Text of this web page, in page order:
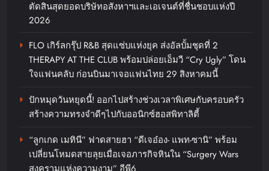
GUNKUL – LH Bank ลงนามสัญญา
สินเชื่อสีเขียว 1,000 ล้านบาท เดิน
ตัดสินสุดยอดบริษัทอสังหาฯและเอเจนต์ที่ชื่นชอบแห่งปี
2026
FLO เกิร์ลกรุ๊ป R&B สุดแซ่บแห่งยุค ส่งอัลบั้มชุดที่ 2
THERAPY AT THE CLUB พร้อมปล่อยเอ็มวี “Cry Ugly” โดน
ใจแฟนคลับ ก่อนบินมาเจอแฟนไทย 29 สิงหาคมนี้
ปักหมุดวันหยุดนี้! ออกไปสร้างช่วงเวลาพิเศษกับครอบครัว
สร้างความทรงจำดีๆไปกับออนิกซ์ฮอสพิทาลิตี้
“ลูกเกด เมทินี” ฟาดสายฮา “ดีเจอ๋อง- แพท-ซานิ” พร้อม
เปลี่ยนโหมดสายลุยเมื่อเจอภารกิจหินใน “Surgery Wars
สงครามแห่งความงาม” อีพี6